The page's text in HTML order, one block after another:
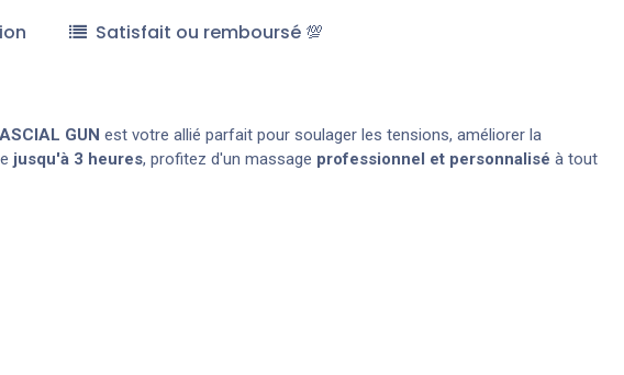
Satisfait ou remboursé 💯
GUN est votre allié parfait pour soulager les tensions, améliorer la
jusqu'à 3 heures, profitez d'un massage professionnel et personnalisé à tout